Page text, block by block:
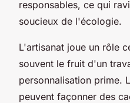
responsables, ce qui
soucieux de l'écologie.
L'artisanat joue un rôle
souvent le fruit d'un
personnalisation prime.
peuvent façonner des